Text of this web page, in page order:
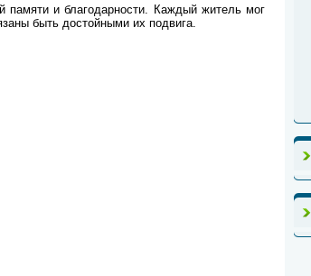
и благодарности. Каждый житель мог
быть достойными их подвига.